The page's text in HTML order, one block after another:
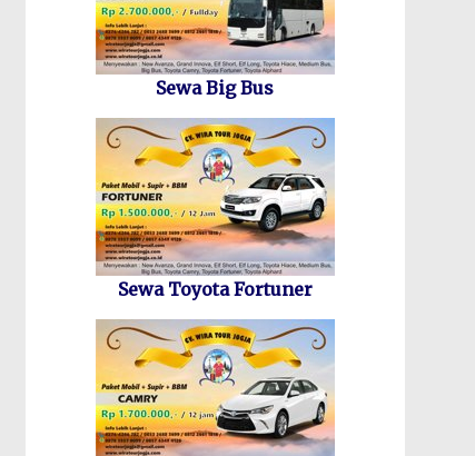
Sewa Big Bus
Sewa Toyota Fortuner